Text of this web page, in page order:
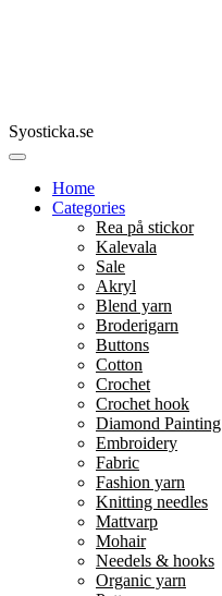
Syosticka.se
Home
Categories
Rea på stickor
Kalevala
Sale
Akryl
Blend yarn
Broderigarn
Buttons
Cotton
Crochet
Crochet hook
Diamond Painting
Embroidery
Fabric
Fashion yarn
Knitting needles
Mattvarp
Mohair
Needels & hooks
Organic yarn